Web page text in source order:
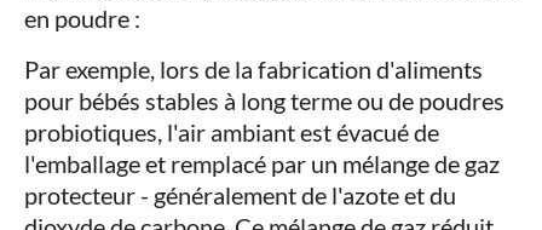
en poudre :
Par exemple, lors de la fabrication d'aliments
pour bébés stables à long terme ou de poudres
probiotiques, l'air ambiant est évacué de
l'emballage et remplacé par un mélange de gaz
protecteur - généralement de l'azote et du